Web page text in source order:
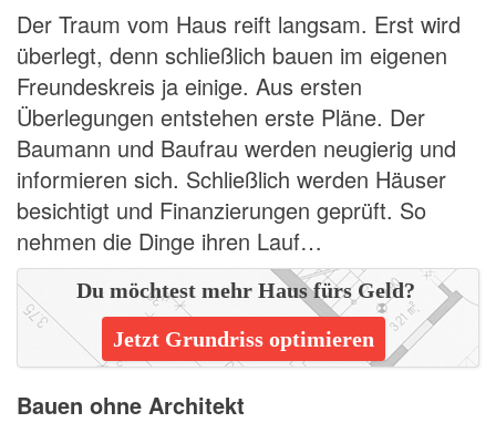
Der Traum vom Haus reift langsam. Erst wird
überlegt, denn schließlich bauen im eigenen
Freundeskreis ja einige. Aus ersten
Überlegungen entstehen erste Pläne. Der
Baumann und Baufrau werden neugierig und
informieren sich. Schließlich werden Häuser
besichtigt und Finanzierungen geprüft. So
nehmen die Dinge ihren Lauf…
Du möchtest mehr Haus fürs Geld?
Jetzt Grundriss optimieren
Bauen ohne Architekt